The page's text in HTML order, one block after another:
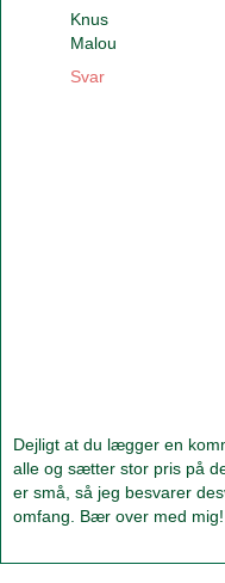
Knus
Malou
Svar
Dejligt at du lægger en
alle og sætter stor pris på
er små, så jeg besvarer
omfang. Bær over med mig!